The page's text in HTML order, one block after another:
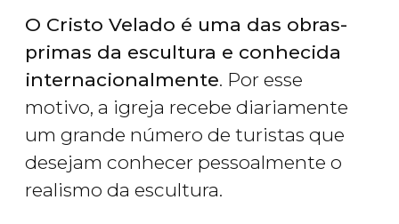
O Cristo Velado é uma das obras-
primas da escultura e conhecida
internacionalmente. Por esse
motivo, a igreja recebe diariamente
um grande número de turistas que
desejam conhecer pessoalmente o
realismo da escultura.